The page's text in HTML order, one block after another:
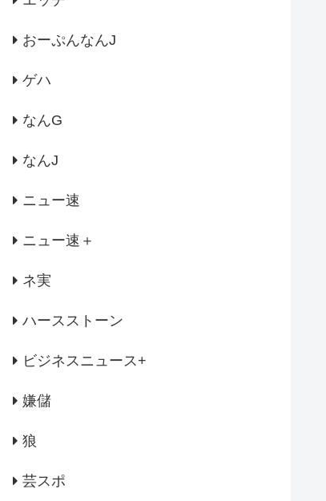
おーぷんなんJ
ゲハ
なんG
なんJ
ニュー速
ニュー速＋
ネ実
ハースストーン
ビジネスニュース+
嫌儲
狼
芸スポ